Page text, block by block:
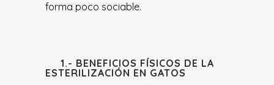
forma poco sociable.
1.- BENEFICIOS FÍSICOS DE LA
ESTERILIZACIÓN EN GATOS